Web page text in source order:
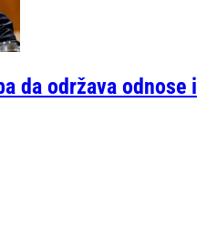
da održava odnose i